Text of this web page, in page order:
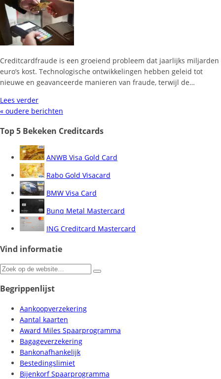
Creditcardfraude is een groeiend probleem dat jaarlijks miljarden
euro’s kost. Technologische ontwikkelingen hebben geleid tot
nieuwe en geavanceerde manieren van fraude, terwijl de…
Lees verder
« oudere berichten
Top 5 Bekeken Creditcards
ANWB Visa Gold Card
Rabo Gold Visacard
BMW Visa Card
Bunq Metal Mastercard
ING Creditcard Mastercard
Vind informatie
Zoeken
Begrippenlijst
Aankoopverzekering
Aantal kaarten
Award Miles Spaarprogramma
Bagageverzekering
Bankonafhankelijk
Bestedingslimiet
Bijenkorf Spaarprogramma